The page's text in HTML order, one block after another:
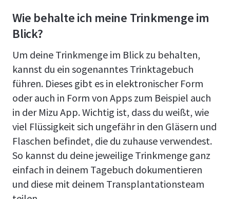
Wie behalte ich meine Trinkmenge im
Blick?
Um deine Trinkmenge im Blick zu behalten,
kannst du ein sogenanntes Trinktagebuch
führen. Dieses gibt es in elektronischer Form
oder auch in Form von Apps zum Beispiel auch
in der Mizu App. Wichtig ist, dass du weißt, wie
viel Flüssigkeit sich ungefähr in den Gläsern und
Flaschen befindet, die du zuhause verwendest.
So kannst du deine jeweilige Trinkmenge ganz
einfach in deinem Tagebuch dokumentieren
und diese mit deinem Transplantationsteam